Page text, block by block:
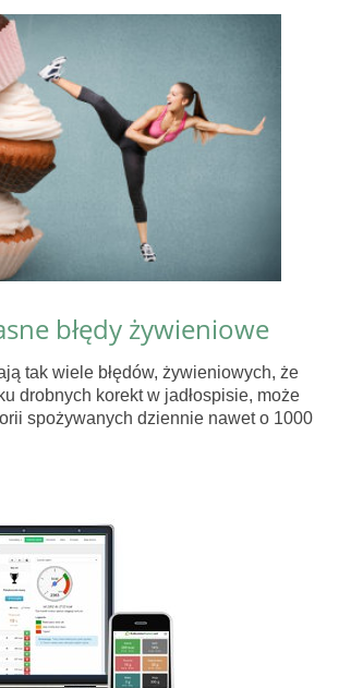
błędy żywieniowe
tak wiele błędów, żywieniowych, że
drobnych korekt w jadłospisie, może
spożywanych dziennie nawet o 1000